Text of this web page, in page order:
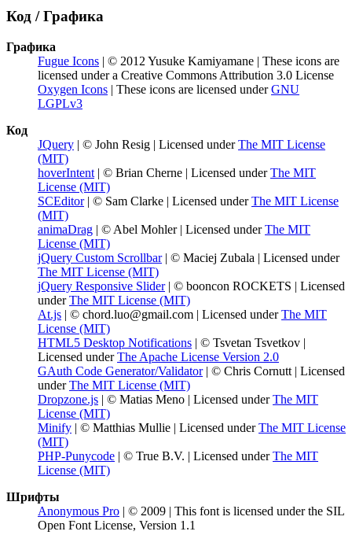
Код / Графика
Графика
Fugue Icons | © 2012 Yusuke Kamiyamane | These icons are
licensed under a Creative Commons Attribution 3.0 License
Oxygen Icons | These icons are licensed underGNU
LGPLv3
Код
JQuery | © John Resig | Licensed underThe MIT License
(MIT)
hoverIntent | © Brian Cherne | Licensed underThe MIT
License (MIT)
SCEditor| © Sam Clarke | Licensed underThe MIT License
(MIT)
animaDrag | © Abel Mohler | Licensed underThe MIT
License (MIT)
jQuery Custom Scrollbar| © Maciej Zubala | Licensed under
The MIT License (MIT)
jQuery Responsive Slider| © booncon ROCKETS | Licensed
underThe MIT License (MIT)
At.js | © chord.luo@gmail.com | Licensed underThe MIT
License (MIT)
HTML5 Desktop Notifications | © Tsvetan Tsvetkov |
Licensed underThe Apache License Version 2.0
GAuth Code Generator/Validator| © Chris Cornutt | Licensed
underThe MIT License (MIT)
Dropzone.js | © Matias Meno | Licensed underThe MIT
License (MIT)
Minify | © Matthias Mullie | Licensed underThe MIT License
(MIT)
PHP-Punycode | © True B.V. | Licensed underThe MIT
License (MIT)
Шрифты
Anonymous Pro | © 2009 | This font is licensed under the SIL
Open Font License, Version 1.1